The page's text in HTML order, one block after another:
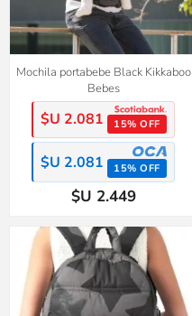
Mochila portabebe Black Kikkaboo
Bebes
$U 2.081 15% OFF
$U 2.081 15% OFF
$U 2.449